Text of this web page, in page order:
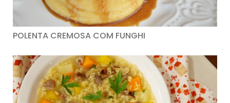
POLENTA CREMOSA COM FUNGHI